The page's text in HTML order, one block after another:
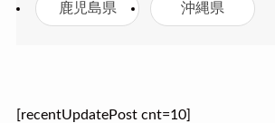
鹿児島県 沖縄県
[recentUpdatePost cnt=10]